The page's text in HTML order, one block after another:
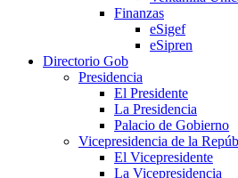
Finanzas
eSigef
eSipren
Directorio Gob
Presidencia
El Presidente
La Presidencia
Palacio de Gobierno
Vicepresidencia de la
El Vicepresidente
La Vicepresidencia